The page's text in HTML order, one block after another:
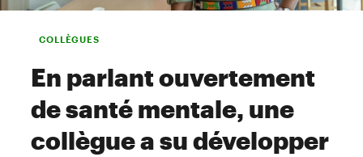
COLLÈGUES
En parlant ouvertement
de santé mentale, une
collègue a su développer